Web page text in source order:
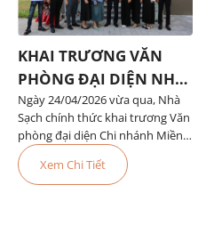
Ngày 24/04/2026 vừa qua, Nhà
Sạch chính thức khai trương Văn
phòng đại diện Chi nhánh Miền
Tây - đánh dấu một bước tiến
quan trọng trong hành trình mở
rộng và phát triển hệ thống trên
KHAI TRƯƠNG VĂN
PHÒNG ĐẠI DIỆN NHÀ
SẠCH MIỀN TÂY
Xem Chi Tiết